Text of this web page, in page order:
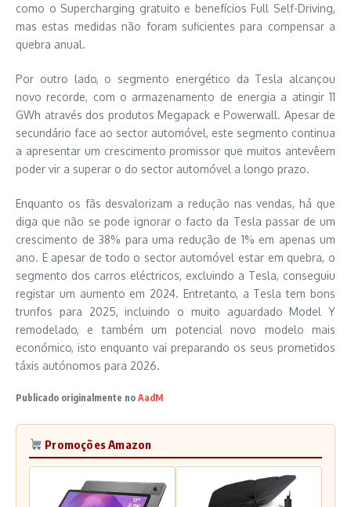
como o Supercharging gratuito e benefícios Full Self-Driving,
mas estas medidas não foram suficientes para compensar a
quebra anual.
Por outro lado, o segmento energético da Tesla alcançou
novo recorde, com o armazenamento de energia a atingir 11
GWh através dos produtos Megapack e Powerwall. Apesar de
secundário face ao sector automóvel, este segmento continua
a apresentar um crescimento promissor que muitos antevêem
poder vir a superar o do sector automóvel a longo prazo.
Enquanto os fãs desvalorizam a redução nas vendas, há que
diga que não se pode ignorar o facto da Tesla passar de um
crescimento de 38% para uma redução de 1% em apenas um
ano. E apesar de todo o sector automóvel estar em quebra, o
segmento dos carros eléctricos, excluindo a Tesla, conseguiu
registar um aumento em 2024. Entretanto, a Tesla tem bons
trunfos para 2025, incluindo o muito aguardado Model Y
remodelado, e também um potencial novo modelo mais
económico, isto enquanto vai preparando os seus prometidos
táxis autónomos para 2026.
Publicado originalmente no AadM
Promoções Amazon